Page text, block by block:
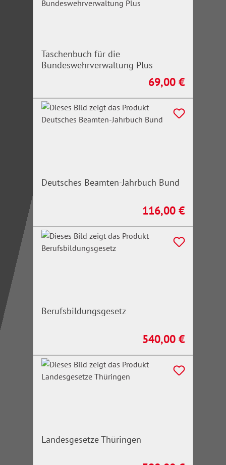
Taschenbuch für die
Bundeswehrverwaltung Plus
Regulärer Preis:
69,00 €
Deutsches Beamten-Jahrbuch Bund
Regulärer Preis:
116,00 €
Berufsbildungsgesetz
Regulärer Preis:
540,00 €
Landesgesetze Thüringen